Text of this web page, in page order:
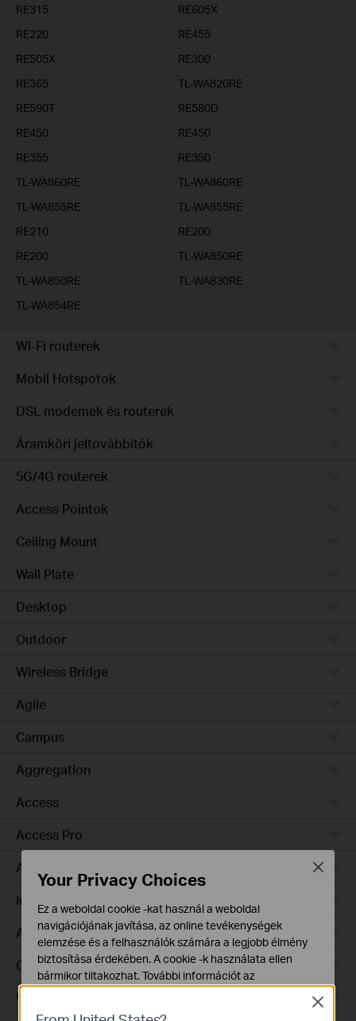
RE315
RE605X
RE220
RE455
RE505X
RE300
RE365
TL-WA820RE
RE590T
RE580D
RE450
RE450
RE355
RE350
TL-WA860RE
TL-WA860RE
TL-WA855RE
TL-WA855RE
RE210
RE200
RE200
TL-WA850RE
TL-WA850RE
TL-WA830RE
TL-WA854RE
Wi-Fi routerek
Mobil Hotspotok
DSL modemek és routerek
Áramköri jeltovábbítók
5G/4G routerek
Access Pointok
Ceiling Mount
Wall Plate
Desktop
Outdoor
Wireless Bridge
Agile
Campus
Aggregation
Access
Access Pro
Access Plus
Industrial
Access Max
GPON
Wired Gateways
Close
Your Privacy Choices
Ez a weboldal cookie -kat használ a weboldal
navigációjának javítása, az online tevékenységek
elemzése és a felhasználók számára a legjobb élmény
biztosítása érdekében. A cookie -k használata ellen
bármikor tiltakozhat. További információt az
Close